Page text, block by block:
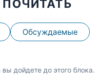
Обсуждаемые
дойдете до этого блока.